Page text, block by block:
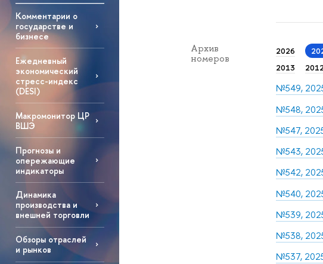
Комментарии о
государстве и
бизнесе
Ежедневный
экономический
стресс-индекс
(DESI)
Макромонитор ЦР
ВШЭ
Прогнозы и
опережающие
индикаторы
Динамика
производства и
внешней торговли
Обзоры отраслей
и рынков
Архив
номеров
2026
2013
№549,
№548,
№547,
№543,
№542,
№540,
№539,
№538,
№537,